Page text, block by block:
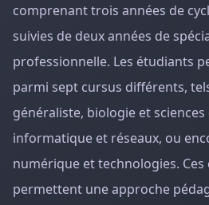
comprenant trois années de
suivies de deux années de
professionnelle. Les étudiants
parmi sept cursus différents,
généraliste, biologie et sciences
informatique et réseaux, ou
numérique et technologies. Ces
permettent une approche